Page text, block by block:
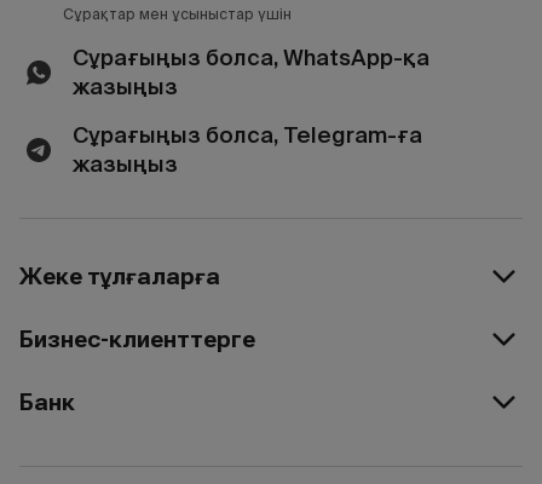
Сұрақтар мен ұсыныстар үшін
Сұрағыңыз болса, WhatsApp-қа
жазыңыз
Сұрағыңыз болса, Telegram-ға
жазыңыз
Жеке тұлғаларға
Бизнес-клиенттерге
Банк